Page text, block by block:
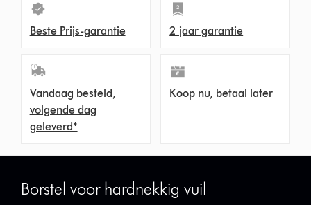
Beste Prijs-garantie 2 jaar garantie
Vandaag besteld,
volgende dag
geleverd*
Koop nu, betaal later
Borstel voor hardnekkig vuil